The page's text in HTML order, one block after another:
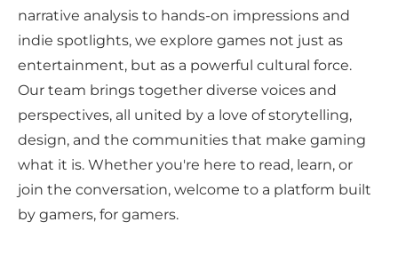
narrative analysis to hands-on impressions and
indie spotlights, we explore games not just as
entertainment, but as a powerful cultural force.
Our team brings together diverse voices and
perspectives, all united by a love of storytelling,
design, and the communities that make gaming
what it is. Whether you're here to read, learn, or
join the conversation, welcome to a platform built
by gamers, for gamers.